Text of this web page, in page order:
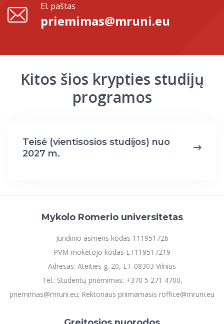
El. paštas
priemimas@mruni.eu
Kitos šios krypties studijų
programos
Teisė (vientisosios studijos) nuo
2027 m.
Mykolo Romerio universitetas
Juridinio asmens kodas 111951726
PVM mokėtojo kodas LT119517219
Adresas: Ateities g. 20, LT-08303 Vilnius
Tel.: Studentų priėmimas: +370 5 271 4700,
priemimas@mruni.eu; Rektoriaus priimamasis roffice@mruni.eu